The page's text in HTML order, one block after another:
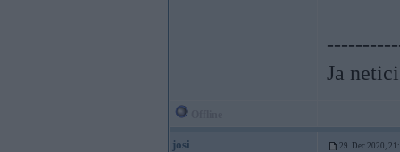
Ja
josi 29. Dec 2020,